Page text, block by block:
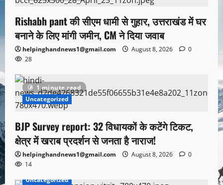
Rishabh pant की सीएम धामी से गुहार, उत्तराखंड में घर
बनाने के लिए मांगी जमीन, CM ने दिया जवाब
helpinghandnews1@gmail.com August 8, 2026
0
28
1 minute read
Uncategorized
BJP Survey report: 32 विधायकों के कटेंगे टिकट,
क्षेत्र में खराब प्रदर्शन से जनता है नाराज!
helpinghandnews1@gmail.com August 8, 2026
0
14
Uncategorized